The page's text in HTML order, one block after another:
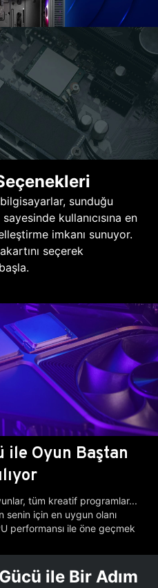
sunduğu
kullanıcısına en
imkanı sunuyor.
seçerek
ile Oyun Baştan
tüm kreatif programlar...
senin için en uygun olanı
performansı ile öne geçmek
ile Bir Adım